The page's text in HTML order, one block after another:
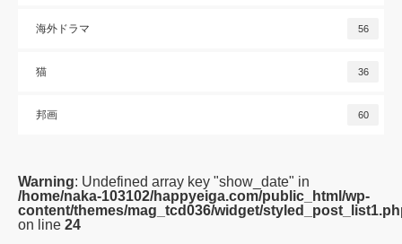
海外ドラマ 56
猫 36
邦画 60
Warning: Undefined array key "show_date" in
/home/naka-103102/happyeiga.com/public_html/wp-
content/themes/mag_tcd036/widget/
on line 24